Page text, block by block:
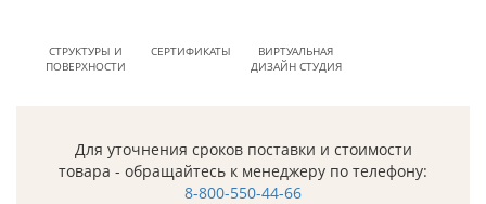
СТРУКТУРЫ И
ПОВЕРХНОСТИ
СЕРТИФИКАТЫ
ВИРТУАЛЬНАЯ
ДИЗАЙН СТУДИЯ
Для уточнения сроков поставки и стоимости
товара - обращайтесь к менеджеру по телефону:
8-800-550-44-66